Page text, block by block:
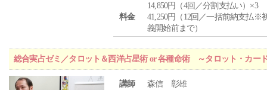
料金
14,850円（4回／分割支払い）×3
41,250円（12回／一括前納支払※
義開始前まで）
総合実占ゼミ／タロット＆西洋占星術 or 各種命術 ～タロット・カー
講師 森信 彰雄